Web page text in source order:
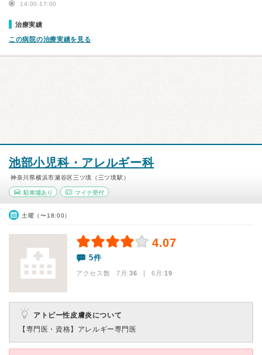
14:00-17:00
治療実績
この病院の治療実績を見る
池部小児科・アレルギー科
神奈川県横浜市瀬谷区三ツ境（三ツ境駅）
駐車場あり マイナ受付
土曜（〜18:00）
4.07
5件
アクセス数 7月:36 | 6月:19
アトピー性皮膚炎について
【専門医・資格】 アレルギー専門医